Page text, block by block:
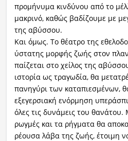
προμήνυμα κινδύνου από το
μακρινό, καθώς βαδίζουμε με
της αβύσσου.
Και όμως. Το θέατρο της
ύστατης μορφής ζωής στον
παίζεται στο χείλος της
ιστορία ως τραγωδία, θα
πανηγύρι των καταπιεσμένων,
εξεγερσιακή ενόρμηση
όλες τις δυνάμεις του
ρωγμές και τα ρήγματα θα
ρέουσα λάβα της ζωής, έτοιμη